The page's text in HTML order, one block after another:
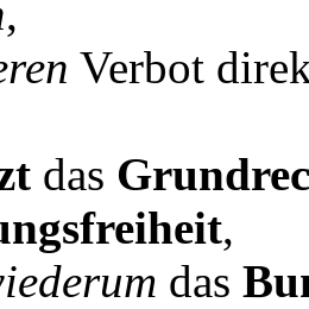
,
Verbot
das
,
das